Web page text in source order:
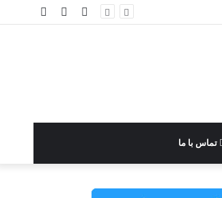
نوشته ورود
تماس با ما